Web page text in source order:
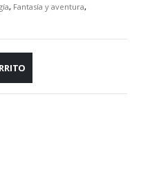
, Fantasía y aventura,